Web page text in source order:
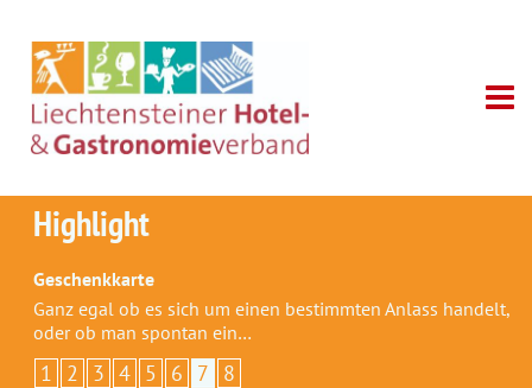
Highlight
Geschenkkarte
Ganz egal ob es sich um einen bestimmten Anlass handelt,
oder ob man spontan ein…
1 2 3 4 5 6 7 8